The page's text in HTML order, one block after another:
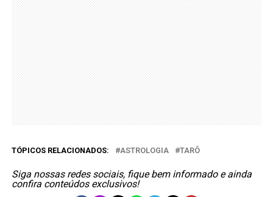
TÓPICOS RELACIONADOS: ASTROLOGIA TARÔ
Siga nossas redes sociais, fique bem informado e ainda
confira conteúdos exclusivos!